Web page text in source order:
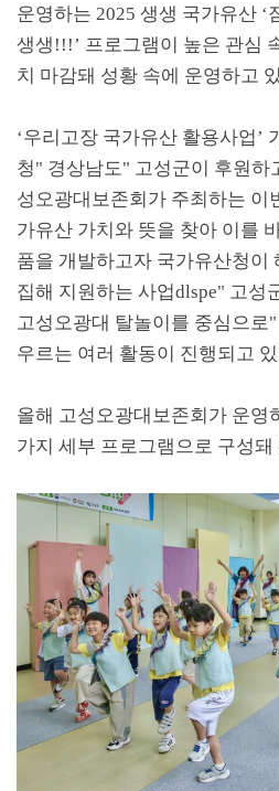
운영하는 2025 생생 국가유산 ‘
생생 !!!’ 프로그램이 높은 관심
치 마감돼 성황 속에 운영하고
‘우리고장 국가유산 활용사업’
청" 경상남도" 고성군이 후원하
성오광대보존회가 주최하는 이
가유산 가치와 뜻을 찾아 이를
품을 개발하고자 국가유산청이
집해 지원하는 사업dlspe" 고성
고성오광대 탈놀이를 중심으로"
우르는 여러 활동이 진행되고
올해 고성오광대보존회가 운영
가지 세부 프로그램으로 구성돼